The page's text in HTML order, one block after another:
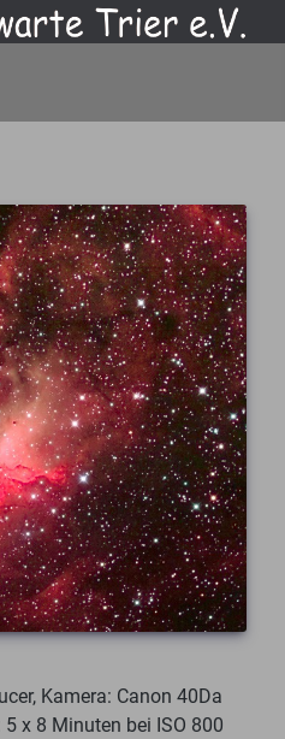
Kamera: Canon 40Da
x 8 Minuten bei ISO 800